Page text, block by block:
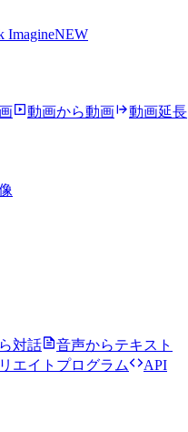
ImagineNEW
動画から動画 動画延長
対話
音声からテキスト
エイトプログラム
API